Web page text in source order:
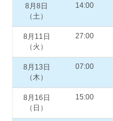
8月8日
（土）
14:00
8月11日
（火）
27:00
8月13日
（木）
07:00
8月16日
（日）
15:00